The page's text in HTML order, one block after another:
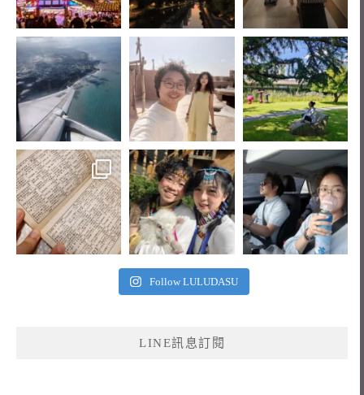
Follow LULUDASU
LINE訊息訂閱